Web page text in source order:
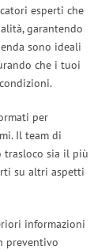
esperti che
garantendo
sono ideali
che i tuoi
per
Il team di
trasloco sia il più
su altri aspetti
informazioni
preventivo